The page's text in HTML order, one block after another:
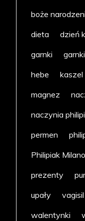
boże
dieta
dzień
garnki
hebe
kaszel
magnez
naczynia
permen
Philipiak Milano
prezenty
upały
vagisil
walentynki